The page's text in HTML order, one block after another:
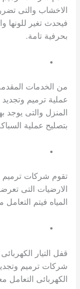
الاخشاب والتى
فيحدث تغير للونها
بحرفية تامة.
من الخدمات
عملية ترميم
المنزل والتى يوجد
بتصليح عملية
تقوم شركات ترميم
الارضيات التى
المياه فيتم
قفل التيار
شركات ترميم
الكهربائى التعامل